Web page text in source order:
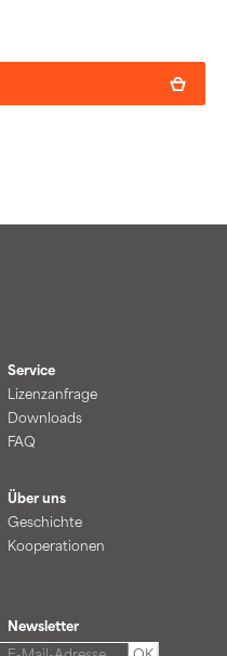
Service
Lizenzanfrage
Downloads
FAQ
Über uns
Geschichte
Kooperationen
Newsletter